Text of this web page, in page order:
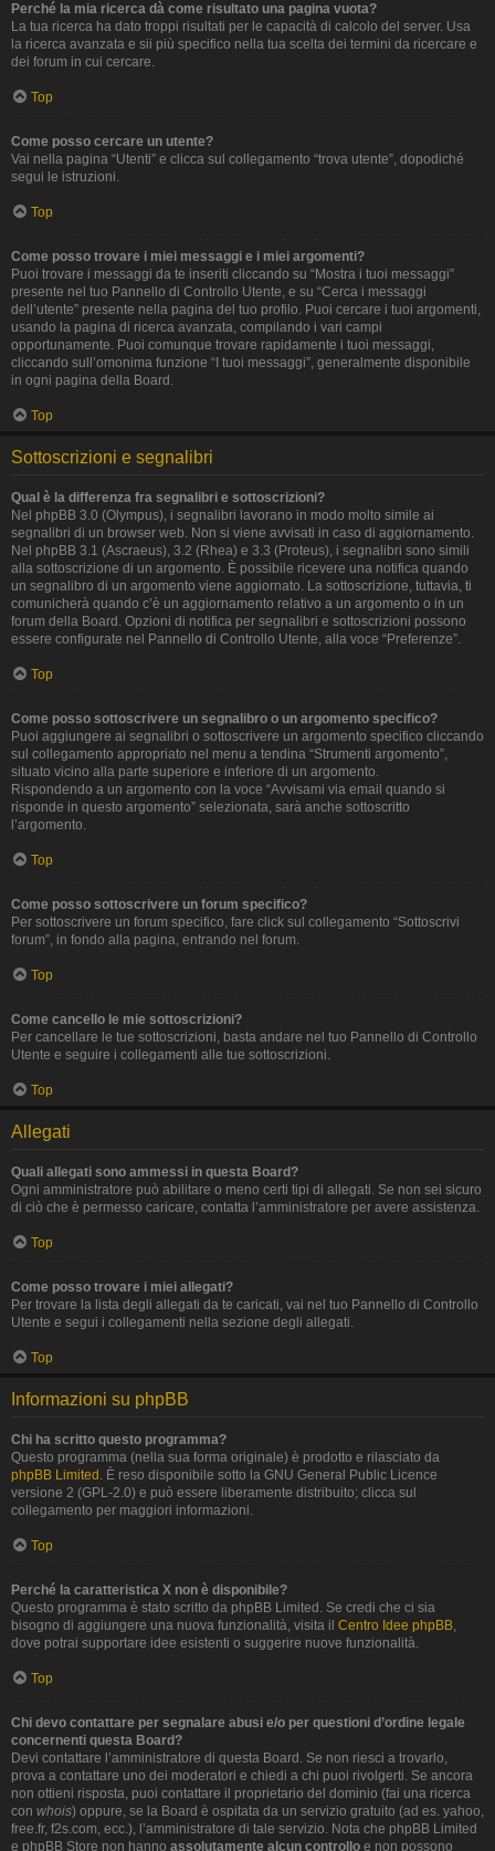
Perché la mia ricerca dà come risultato una pagina vuota?
La tua ricerca ha dato troppi risultati per le capacità di calcolo del server. Usa
la ricerca avanzata e sii più specifico nella tua scelta dei termini da ricercare e
dei forum in cui cercare.
Top
Come posso cercare un utente?
Vai nella pagina “Utenti” e clicca sul collegamento “trova utente”, dopodiché
segui le istruzioni.
Top
Come posso trovare i miei messaggi e i miei argomenti?
Puoi trovare i messaggi da te inseriti cliccando su “Mostra i tuoi messaggi”
presente nel tuo Pannello di Controllo Utente, e su “Cerca i messaggi
dell’utente” presente nella pagina del tuo profilo. Puoi cercare i tuoi argomenti,
usando la pagina di ricerca avanzata, compilando i vari campi
opportunamente. Puoi comunque trovare rapidamente i tuoi messaggi,
cliccando sull’omonima funzione “I tuoi messaggi”, generalmente disponibile
in ogni pagina della Board.
Top
Sottoscrizioni e segnalibri
Qual è la differenza fra segnalibri e sottoscrizioni?
Nel phpBB 3.0 (Olympus), i segnalibri lavorano in modo molto simile ai
segnalibri di un browser web. Non si viene avvisati in caso di aggiornamento.
Nel phpBB 3.1 (Ascraeus), 3.2 (Rhea) e 3.3 (Proteus), i segnalibri sono simili
alla sottoscrizione di un argomento. È possibile ricevere una notifica quando
un segnalibro di un argomento viene aggiornato. La sottoscrizione, tuttavia, ti
comunicherà quando c’è un aggiornamento relativo a un argomento o in un
forum della Board. Opzioni di notifica per segnalibri e sottoscrizioni possono
essere configurate nel Pannello di Controllo Utente, alla voce “Preferenze”.
Top
Come posso sottoscrivere un segnalibro o un argomento specifico?
Puoi aggiungere ai segnalibri o sottoscrivere un argomento specifico cliccando
sul collegamento appropriato nel menu a tendina “Strumenti argomento”,
situato vicino alla parte superiore e inferiore di un argomento.
Rispondendo a un argomento con la voce “Avvisami via email quando si
risponde in questo argomento” selezionata, sarà anche sottoscritto
l’argomento.
Top
Come posso sottoscrivere un forum specifico?
Per sottoscrivere un forum specifico, fare click sul collegamento “Sottoscrivi
forum”, in fondo alla pagina, entrando nel forum.
Top
Come cancello le mie sottoscrizioni?
Per cancellare le tue sottoscrizioni, basta andare nel tuo Pannello di Controllo
Utente e seguire i collegamenti alle tue sottoscrizioni.
Top
Allegati
Quali allegati sono ammessi in questa Board?
Ogni amministratore può abilitare o meno certi tipi di allegati. Se non sei sicuro
di ciò che è permesso caricare, contatta l’amministratore per avere assistenza.
Top
Come posso trovare i miei allegati?
Per trovare la lista degli allegati da te caricati, vai nel tuo Pannello di Controllo
Utente e segui i collegamenti nella sezione degli allegati.
Top
Informazioni su phpBB
Chi ha scritto questo programma?
Questo programma (nella sua forma originale) è prodotto e rilasciato da
phpBB Limited . È reso disponibile sotto la GNU General Public Licence
versione 2 (GPL-2.0) e può essere liberamente distribuito; clicca sul
collegamento per maggiori informazioni.
Top
Perché la caratteristica X non è disponibile?
Questo programma è stato scritto da phpBB Limited. Se credi che ci sia
bisogno di aggiungere una nuova funzionalità, visita il Centro Idee phpBB,
dove potrai supportare idee esistenti o suggerire nuove funzionalità.
Top
Chi devo contattare per segnalare abusi e/o per questioni d’ordine legale
concernenti questa Board?
Devi contattare l’amministratore di questa Board. Se non riesci a trovarlo,
prova a contattare uno dei moderatori e chiedi a chi puoi rivolgerti. Se ancora
non ottieni risposta, puoi contattare il proprietario del dominio (fai una ricerca
con whois) oppure, se la Board è ospitata da un servizio gratuito (ad es. yahoo,
free.fr, f2s.com, ecc.), l’amministratore di tale servizio. Nota che phpBB Limited
e phpBB Store non hanno assolutamente alcun controllo e non possono